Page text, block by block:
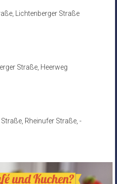
Lichtenberger Straße
Straße, Heerweg
Rheinufer Straße, -